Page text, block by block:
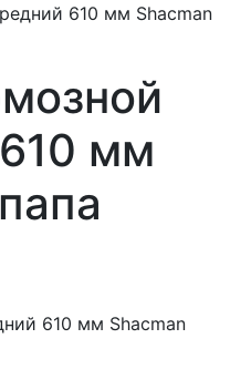
610 мм Shacman
мм